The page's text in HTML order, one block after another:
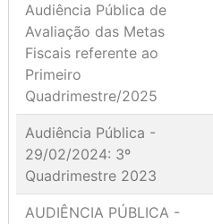
Audiência Pública de
Avaliação das Metas
Fiscais referente ao
Primeiro
Quadrimestre/2025
Audiência Pública -
29/02/2024: 3º
Quadrimestre 2023
AUDIÊNCIA PÚBLICA -